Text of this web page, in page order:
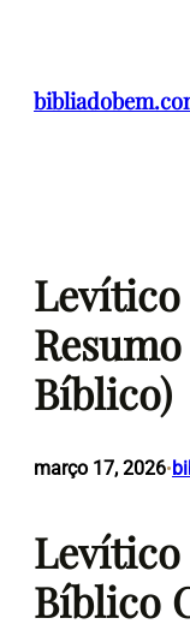
conteúdo
Levítico
Bíblico)
março 17, 2026•
Levítico
Bíblico